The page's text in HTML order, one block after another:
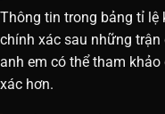
Thông tin trong bảng tỉ
chính xác sau những
anh em có thể tham
xác hơn.